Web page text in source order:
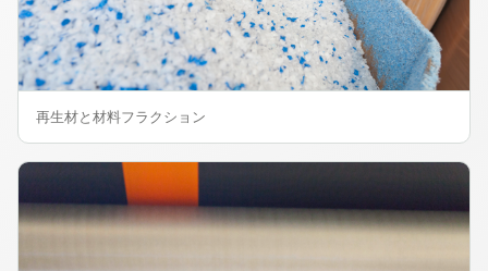
再生材と材料フラクション